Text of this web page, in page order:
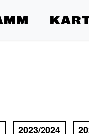
2023/2024